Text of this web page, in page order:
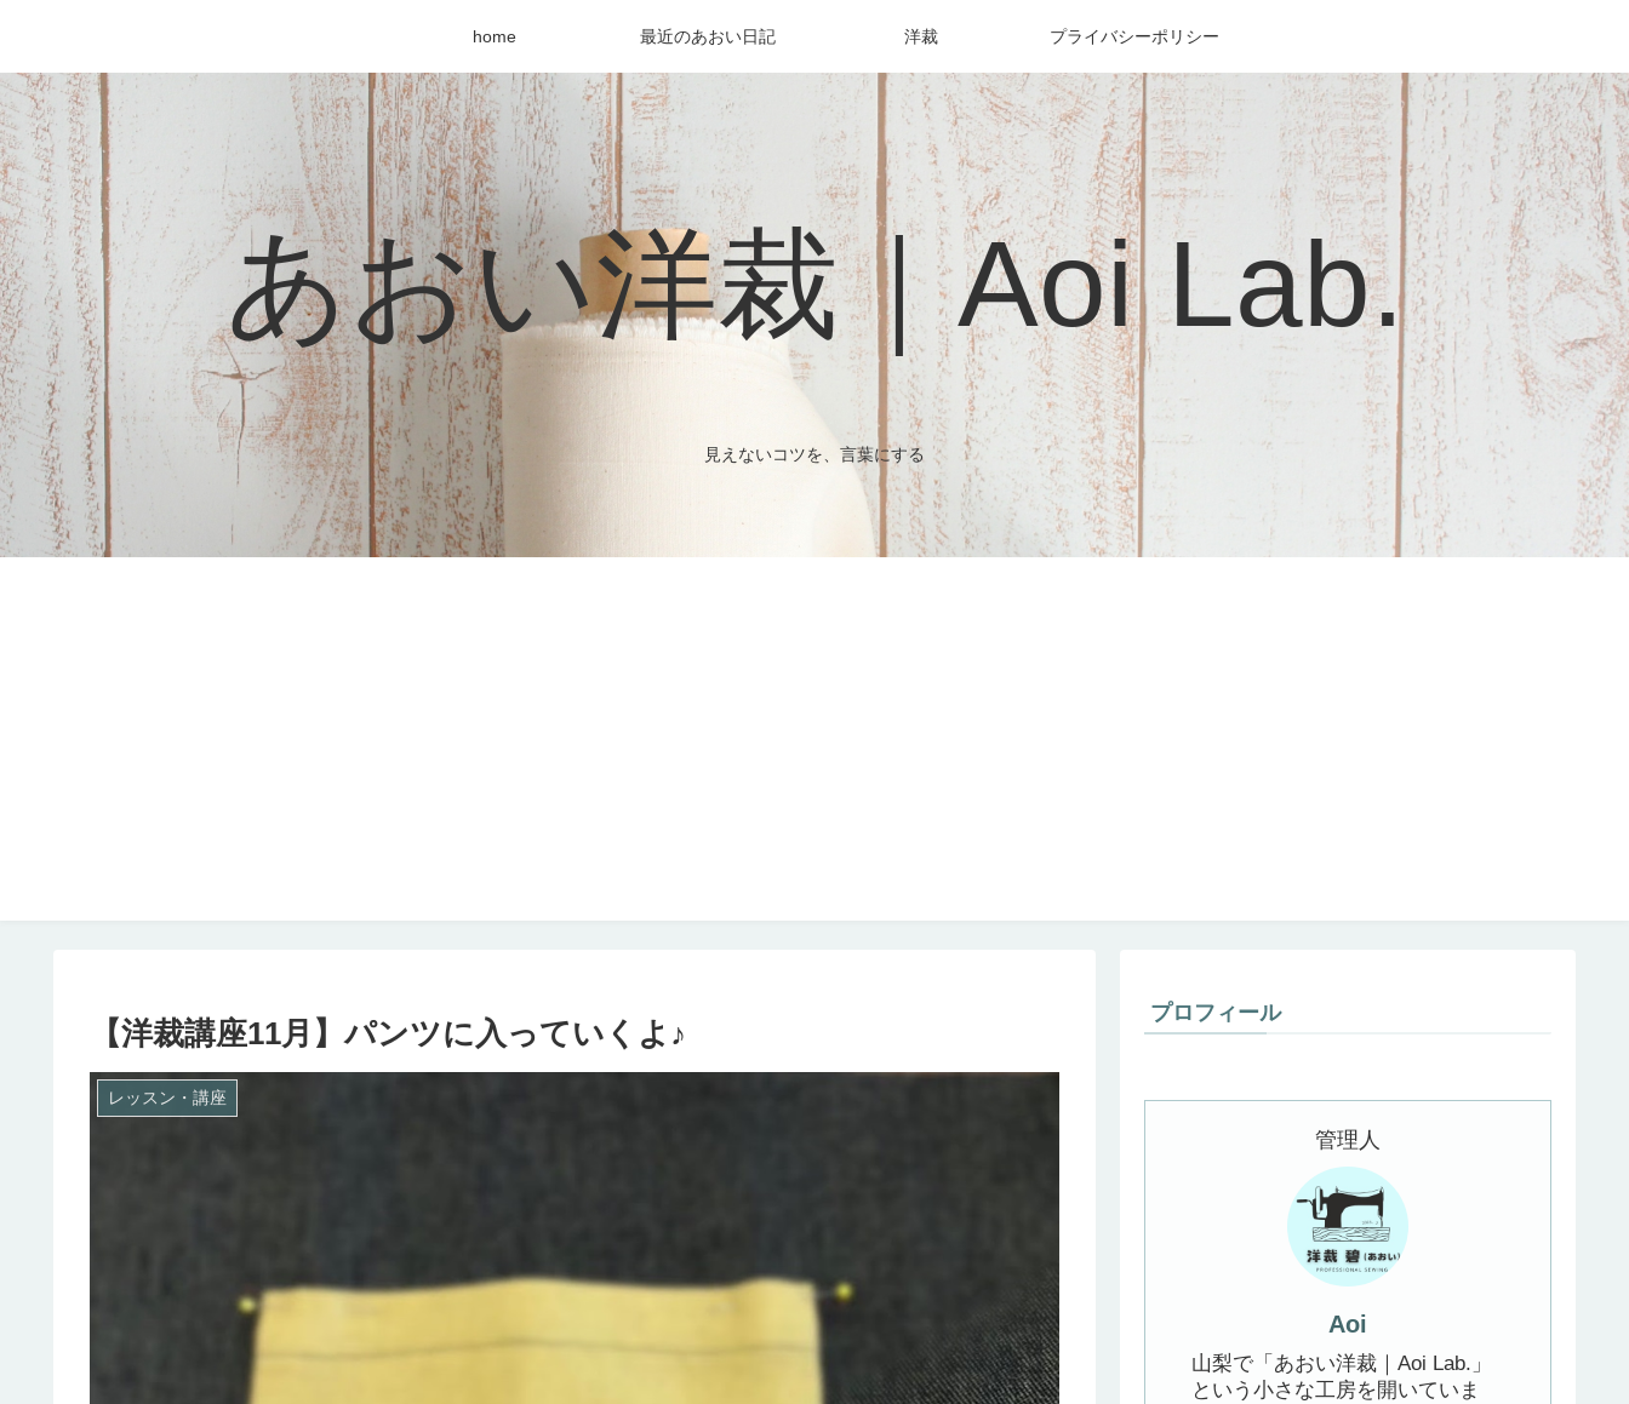
あおい洋裁｜Aoi Lab.
見えないコツを、言葉にする
home 最近のあおい日記 洋裁 プライバシーポリシー
【洋裁講座11月】パンツに入っていくよ♪
レッスン・講座
プロフィール
管理人
Aoi
山梨で「あおい洋裁｜Aoi Lab.」
という小さな工房を開いていま